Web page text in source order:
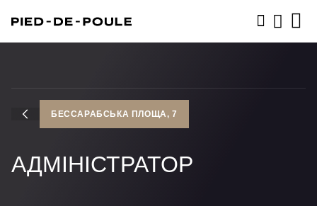
БЕССАРАБСЬКА ПЛОЩА, 7
АДМІНІСТРАТОР